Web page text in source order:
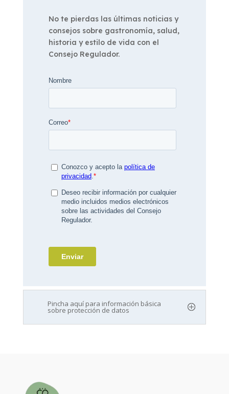
No te pierdas las últimas noticias y
consejos sobre gastronomía, salud,
historia y estilo de vida con el
Consejo Regulador.
Pincha aquí para información básica
sobre protección de datos